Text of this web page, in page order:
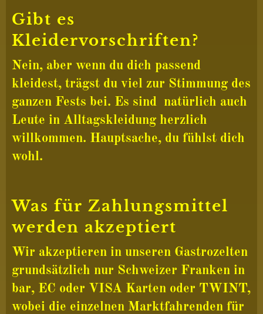
Gibt es
Kleidervorschriften?
Nein, aber wenn du dich passend
kleidest, trägst du viel zur Stimmung des
ganzen Fests bei. Es sind natürlich auch
Leute in Alltagskleidung herzlich
willkommen. Hauptsache, du fühlst dich
wohl.
Was für Zahlungsmittel
werden akzeptiert
Wir akzeptieren in unseren Gastrozelten
grundsätzlich nur Schweizer Franken in
bar, EC oder VISA Karten oder TWINT,
wobei die einzelnen Marktfahrenden für